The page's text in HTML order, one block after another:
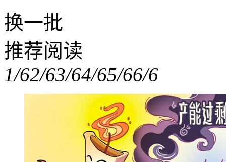
换一批
推荐阅读
1/62/63/64/65/66/6